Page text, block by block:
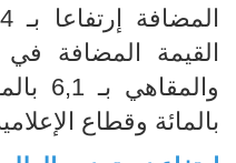
القيمة المضافة
بالمائة وقطاع الإعلامية